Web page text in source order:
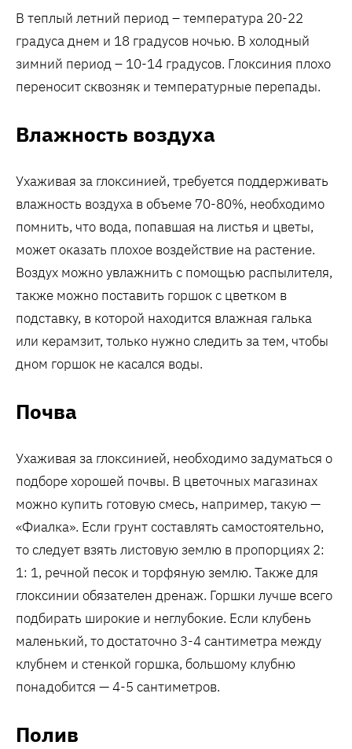
В теплый летний период – температура 20-22
градуса днем и 18 градусов ночью. В холодный
зимний период – 10-14 градусов. Глоксиния плохо
переносит сквозняк и температурные перепады.
Влажность воздуха
Ухаживая за глоксинией, требуется поддерживать
влажность воздуха в объеме 70-80%, необходимо
помнить, что вода, попавшая на листья и цветы,
может оказать плохое воздействие на растение.
Воздух можно увлажнить с помощью распылителя,
также можно поставить горшок с цветком в
подставку, в которой находится влажная галька
или керамзит, только нужно следить за тем, чтобы
дном горшок не касался воды.
Почва
Ухаживая за глоксинией, необходимо задуматься о
подборе хорошей почвы. В цветочных магазинах
можно купить готовую смесь, например, такую —
«Фиалка». Если грунт составлять самостоятельно,
то следует взять листовую землю в пропорциях 2:
1: 1, речной песок и торфяную землю. Также для
глоксинии обязателен дренаж. Горшки лучше всего
подбирать широкие и неглубокие. Если клубень
маленький, то достаточно 3-4 сантиметра между
клубнем и стенкой горшка, большому клубню
понадобится — 4-5 сантиметров.
Полив